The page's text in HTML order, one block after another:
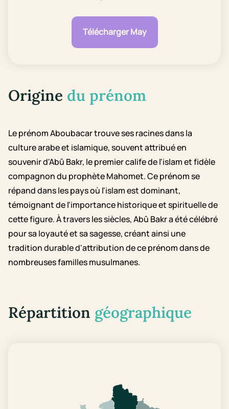
Télécharger May
Origine du prénom
Le prénom Aboubacar trouve ses racines dans la
culture arabe et islamique, souvent attribué en
souvenir d'Abû Bakr, le premier calife de l'islam et fidèle
compagnon du prophète Mahomet. Ce prénom se
répand dans les pays où l'islam est dominant,
témoignant de l'importance historique et spirituelle de
cette figure. À travers les siècles, Abû Bakr a été célébré
pour sa loyauté et sa sagesse, créant ainsi une
tradition durable d'attribution de ce prénom dans de
nombreuses familles musulmanes.
Répartition géographique